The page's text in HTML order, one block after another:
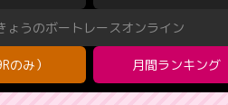
ょうのボートレースオンライン
のみ） 月間ランキング